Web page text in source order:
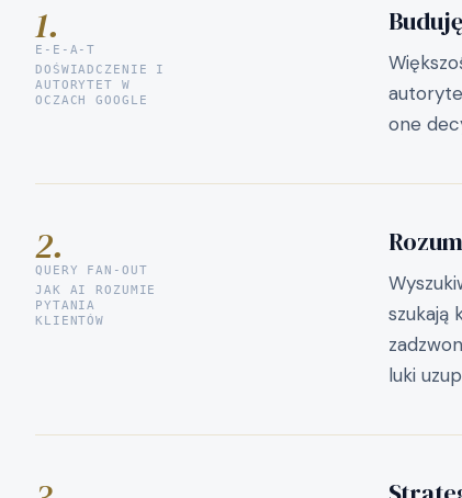
1.
E-E-A-T
DOŚWIADCZENIE I
AUTORYTET W
OCZACH GOOGLE
one
2.
QUERY FAN-OUT
JAK AI ROZUMIE
PYTANIA
KLIENTÓW
szukają
luki